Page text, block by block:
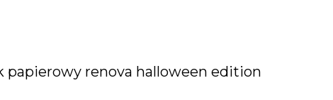
papierowy renova halloween edition